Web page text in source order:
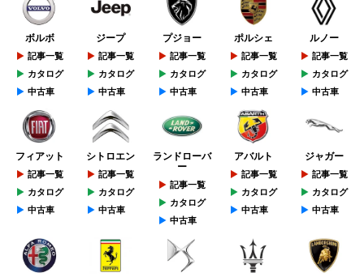
ボルボ
記事一覧
カタログ
中古車
ジープ
記事一覧
カタログ
中古車
プジョー
記事一覧
カタログ
中古車
ポルシェ
記事一覧
カタログ
中古車
ルノー
記事一覧
カタログ
中古車
フィアット
記事一覧
カタログ
中古車
シトロエン
記事一覧
カタログ
中古車
ランドローバ
ー
記事一覧
カタログ
中古車
アバルト
記事一覧
カタログ
中古車
ジャガー
記事一覧
カタログ
中古車